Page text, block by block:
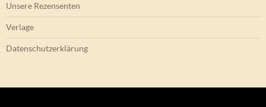
Unsere Rezensenten
Verlage
Datenschutzerklärung